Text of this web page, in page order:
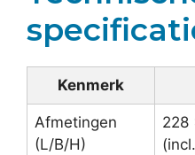
Kenmerk
Afmetingen
(L/B/H)
228